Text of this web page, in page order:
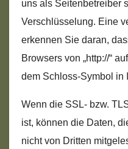
uns als Seitenbetreiber
Verschlüsselung. Eine
erkennen Sie daran,
Browsers von „http://“
dem Schloss-Symbol in
Wenn die SSL- bzw.
ist, können die Daten,
nicht von Dritten